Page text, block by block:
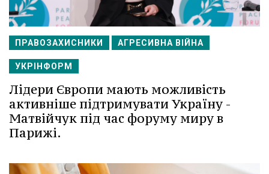
ПРАВОЗАХИСНИКИ АГРЕСИВНА ВІЙНА
УКРІНФОРМ
Лідери Європи мають можливість
активніше підтримувати Україну -
Матвійчук під час форуму миру в
Парижі.